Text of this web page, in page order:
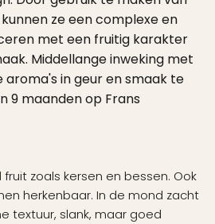
ze een complexe en
met een fruitig karakter
Middellange inweking met
in geur en smaak te
9 maanden op Frans
zoals kersen en bessen. Ook
herkenbaar. In de mond zacht
textuur, slank, maar goed